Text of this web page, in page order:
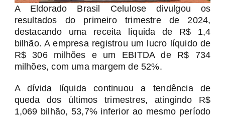
A Eldorado Brasil Celulose divulgou os
resultados do primeiro trimestre de 2024,
destacando uma receita líquida de R$ 1,4
bilhão. A empresa registrou um lucro líquido de
R$ 306 milhões e um EBITDA de R$ 734
milhões, com uma margem de 52%.
A dívida líquida continuou a tendência de
queda dos últimos trimestres, atingindo R$
1,069 bilhão, 53,7% inferior ao mesmo período